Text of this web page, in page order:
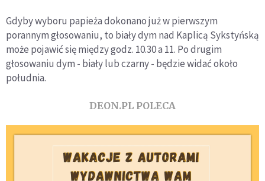
Gdyby wyboru papieża dokonano już w pierwszym
porannym głosowaniu, to biały dym nad Kaplicą Sykstyńską
może pojawić się między godz. 10.30 a 11. Po drugim
głosowaniu dym - biały lub czarny - będzie widać około
południa.
DEON.PL POLECA